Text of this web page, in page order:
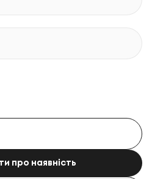
про наявність